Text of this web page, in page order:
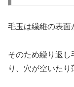
毛玉は繊維の表面
そのため繰り返し
り、穴が空いたり